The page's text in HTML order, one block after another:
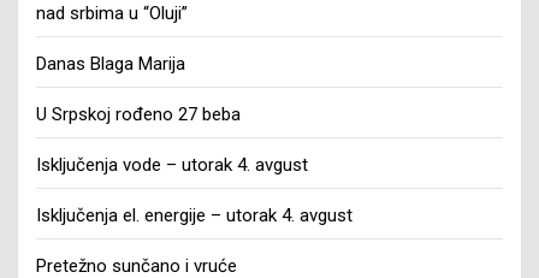
nad srbima u “Oluji”
Danas Blaga Marija
U Srpskoj rođeno 27 beba
Isključenja vode – utorak 4. avgust
Isključenja el. energije – utorak 4. avgust
Pretežno sunčano i vruće